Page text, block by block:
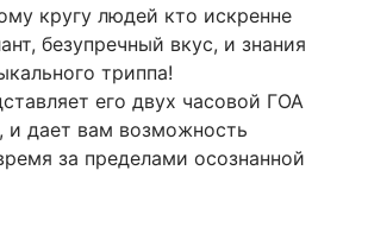
кругу людей кто искренне
безупречный вкус, и знания
триппа!
его двух часовой ГОА
и дает вам возможность
за пределами осознанной